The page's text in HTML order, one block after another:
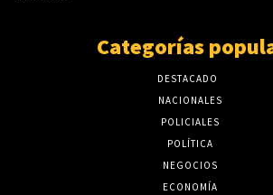
Categorías
DESTACADO
NACIONALES
POLICIALES
POLÍTICA
NEGOCIOS
ECONOMÍA